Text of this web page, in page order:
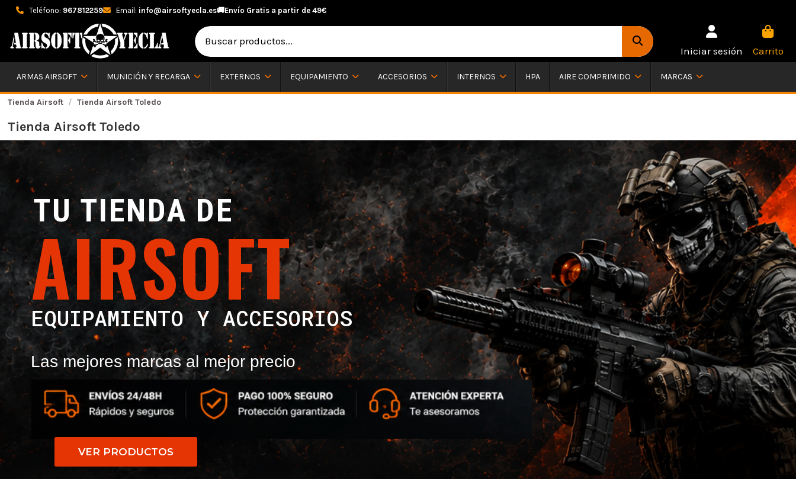
Teléfono: 967812259 Email: info@airsoftyecla.es🚚Envío Gratis a partir de 49€
Iniciar sesión Carrito
ARMAS AIRSOFT MUNICIÓN Y RECARGA EXTERNOS EQUIPAMIENTO ACCESORIOS INTERNOS HPA AIRE COMPRIMIDO MARCAS
Tienda Airsoft Tienda Airsoft Toledo
Tienda Airsoft Toledo
AIRSOFT
EQUIPAMIENTO Y ACCESORIOS
Las mejores marcas al mejor precio
VER PRODUCTOS
TU TIENDA DE